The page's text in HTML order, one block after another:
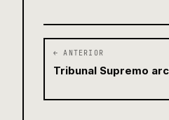
← ANTERIOR
Tribunal Supremo